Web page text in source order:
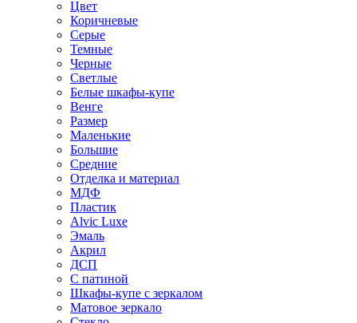
Цвет
Коричневые
Серые
Темные
Черные
Светлые
Белые шкафы-купе
Венге
Размер
Маленькие
Большие
Средние
Отделка и материал
МДФ
Пластик
Alvic Luxe
Эмаль
Акрил
ДСП
С патиной
Шкафы-купе с зеркалом
Матовое зеркало